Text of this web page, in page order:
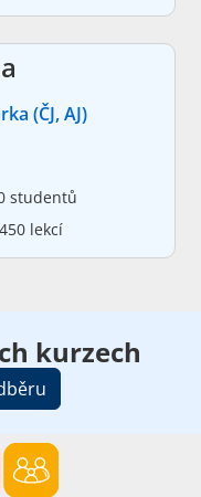
(ČJ, AJ)
studentů
lekcí
kurzech